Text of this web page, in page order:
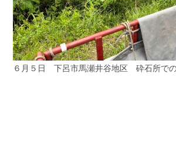
６月５日 下呂市馬瀬井谷地区 砕石所で